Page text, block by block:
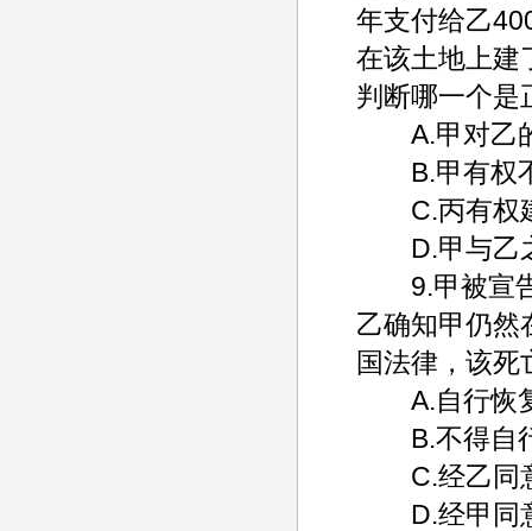
年支付给乙
在该土地上建
判断哪一个是
A.甲对乙的
B.甲有权不
C.丙有权建
D.甲与乙之
9.甲被宣告
乙确知甲仍然
国法律，该死
A.自行恢
B.不得自
C.经乙同
D.经甲同